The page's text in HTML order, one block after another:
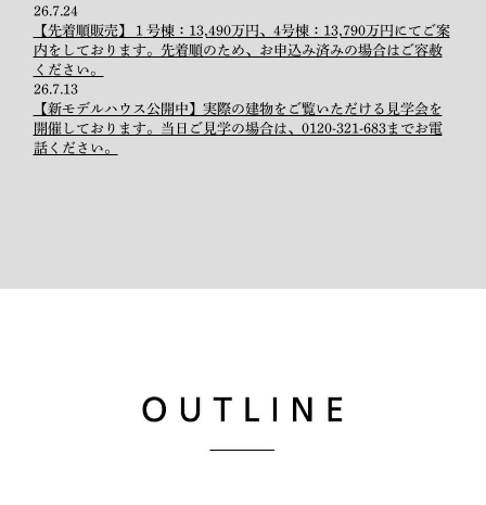
26.7.24
【先着順販売】１号棟：13,490万円、4号棟：13,790万円にてご案
内をしております。先着順のため、お申込み済みの場合はご容赦
ください。
26.7.13
【新モデルハウス公開中】実際の建物をご覧いただける見学会を
開催しております。当日ご見学の場合は、0120-321-683までお電
話ください。